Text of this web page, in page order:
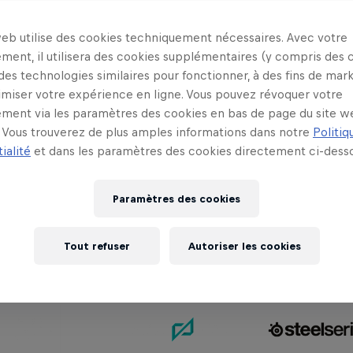
populaire ! En Belgique, quatre
suivies d'une finale nationale en ligne
VALORANT en Belgique ? Ce sont les
l'honneur de la Belgique lors de la finale
tard dans l'année ! Team ESIPHECULB de
et est devenue deuxième.
Partenaires
utilise des cookies techniquement nécessaires. Avec votre
il utilisera des cookies supplémentaires (y compris des
technologies similaires pour fonctionner, à des fins de
votre expérience en ligne. Vous pouvez révoquer votre
via les paramètres des cookies en bas de page du site
trouverez de plus amples informations dans notre
et dans les paramètres des cookies directement ci-
Paramètres des cookies
Tout refuser Autoriser les cookies